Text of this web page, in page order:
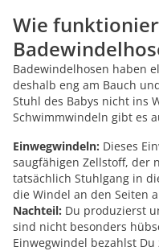
Wie
Badewindelhosen haben
deshalb eng am Bauch
Stuhl des Babys nicht ins
Schwimmwindeln gibt es
Einwegwindeln: Dieses
saugfähigen Zellstoff, der
tatsächlich Stuhlgang in
die Windel an den Seiten
Nachteil: Du produzierst
sind nicht besonders
Einwegwindel bezahlst